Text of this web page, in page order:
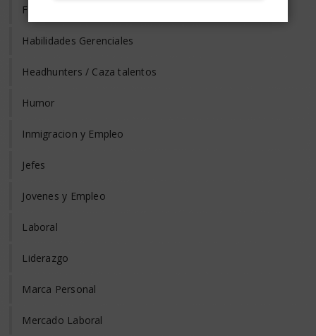
Formación y Adiestramiento
Habilidades Gerenciales
Headhunters / Caza talentos
Humor
Inmigracion y Empleo
Jefes
Jovenes y Empleo
Laboral
Liderazgo
Marca Personal
Mercado Laboral